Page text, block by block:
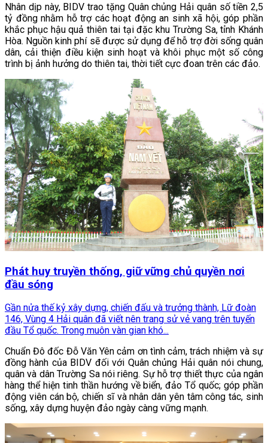
Nhân dịp này, BIDV trao tặng Quân chủng Hải quân số tiền 2,5
tỷ đồng nhằm hỗ trợ các hoạt động an sinh xã hội, góp phần
khắc phục hậu quả thiên tai tại đặc khu Trường Sa, tỉnh Khánh
Hòa. Nguồn kinh phí sẽ được sử dụng để hỗ trợ đời sống quân
dân, cải thiện điều kiện sinh hoạt và khôi phục một số công
trình bị ảnh hưởng do thiên tai, thời tiết cực đoan trên các đảo.
Phát huy truyền thống, giữ vững chủ quyền nơi
đầu sóng
Gần nửa thế kỷ xây dựng, chiến đấu và trưởng thành, Lữ đoàn
146, Vùng 4 Hải quân đã viết nên trang sử vẻ vang trên tuyến
đầu Tổ quốc. Trong muôn vàn gian khó...
Chuẩn Đô đốc Đỗ Văn Yên cảm ơn tình cảm, trách nhiệm và sự
đồng hành của BIDV đối với Quân chủng Hải quân nói chung,
quân và dân Trường Sa nói riêng. Sự hỗ trợ thiết thực của ngân
hàng thể hiện tinh thần hướng về biển, đảo Tổ quốc; góp phần
động viên cán bộ, chiến sĩ và nhân dân yên tâm công tác, sinh
sống, xây dựng huyện đảo ngày càng vững mạnh.